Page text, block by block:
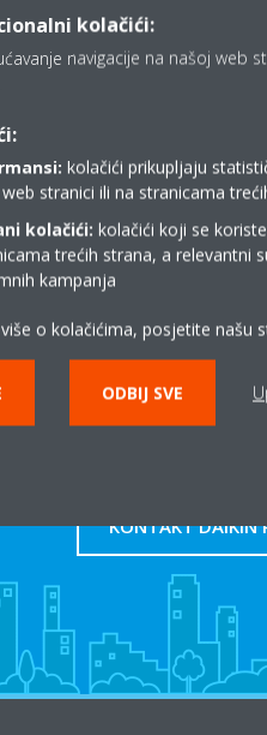
troškove rada, pratite
i produžite njegov
uz redovite preglede
Daikin.
više
KONTAKT DAIKIN
kolačići:
navigacije na našoj web
kolačići prikupljaju
stranici ili na stranicama
kolačići: kolačići koji se
trećih strana, a relevantni
kampanja
o kolačićima, posjetite našu
ODBIJ SVE